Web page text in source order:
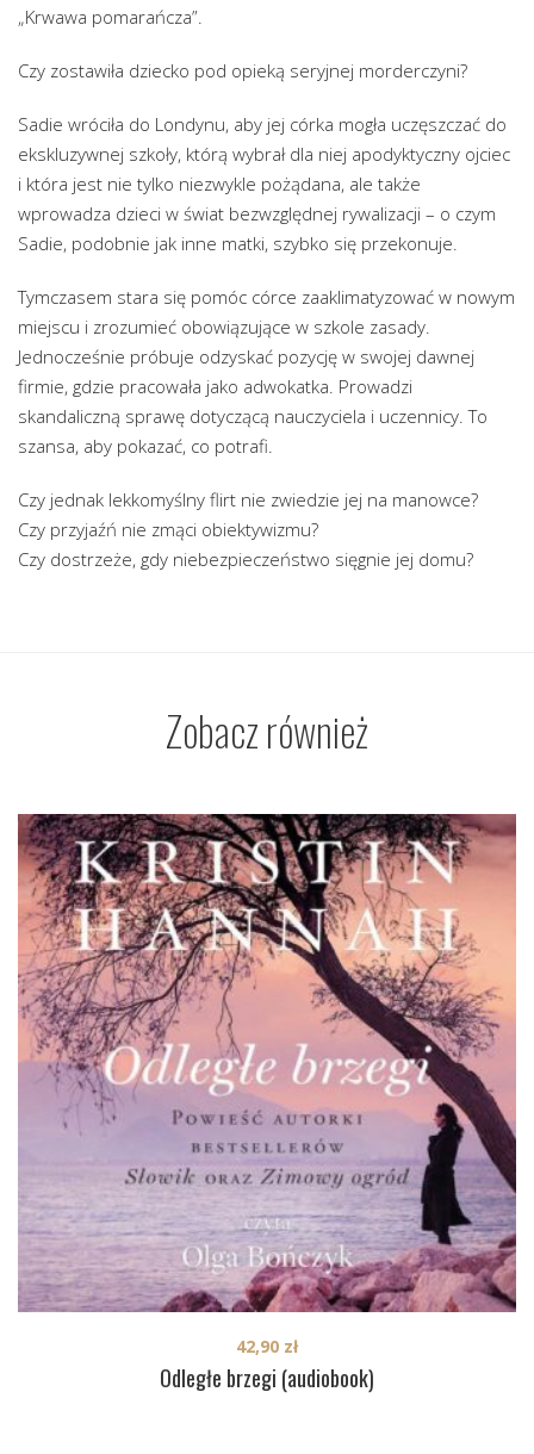
„Krwawa pomarańcza”.
Czy zostawiła dziecko pod opieką seryjnej morderczyni?
Sadie wróciła do Londynu, aby jej córka mogła uczęszczać do
ekskluzywnej szkoły, którą wybrał dla niej apodyktyczny ojciec
i która jest nie tylko niezwykle pożądana, ale także
wprowadza dzieci w świat bezwzględnej rywalizacji – o czym
Sadie, podobnie jak inne matki, szybko się przekonuje.
Tymczasem stara się pomóc córce zaaklimatyzować w nowym
miejscu i zrozumieć obowiązujące w szkole zasady.
Jednocześnie próbuje odzyskać pozycję w swojej dawnej
firmie, gdzie pracowała jako adwokatka. Prowadzi
skandaliczną sprawę dotyczącą nauczyciela i uczennicy. To
szansa, aby pokazać, co potrafi.
Czy jednak lekkomyślny flirt nie zwiedzie jej na manowce?
Czy przyjaźń nie zmąci obiektywizmu?
Czy dostrzeże, gdy niebezpieczeństwo sięgnie jej domu?
Zobacz również
Odległe brzegi (audiobook)
42,90 zł